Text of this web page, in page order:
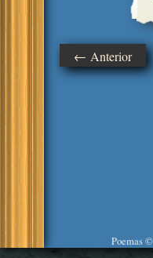
← Anterior
Poemas